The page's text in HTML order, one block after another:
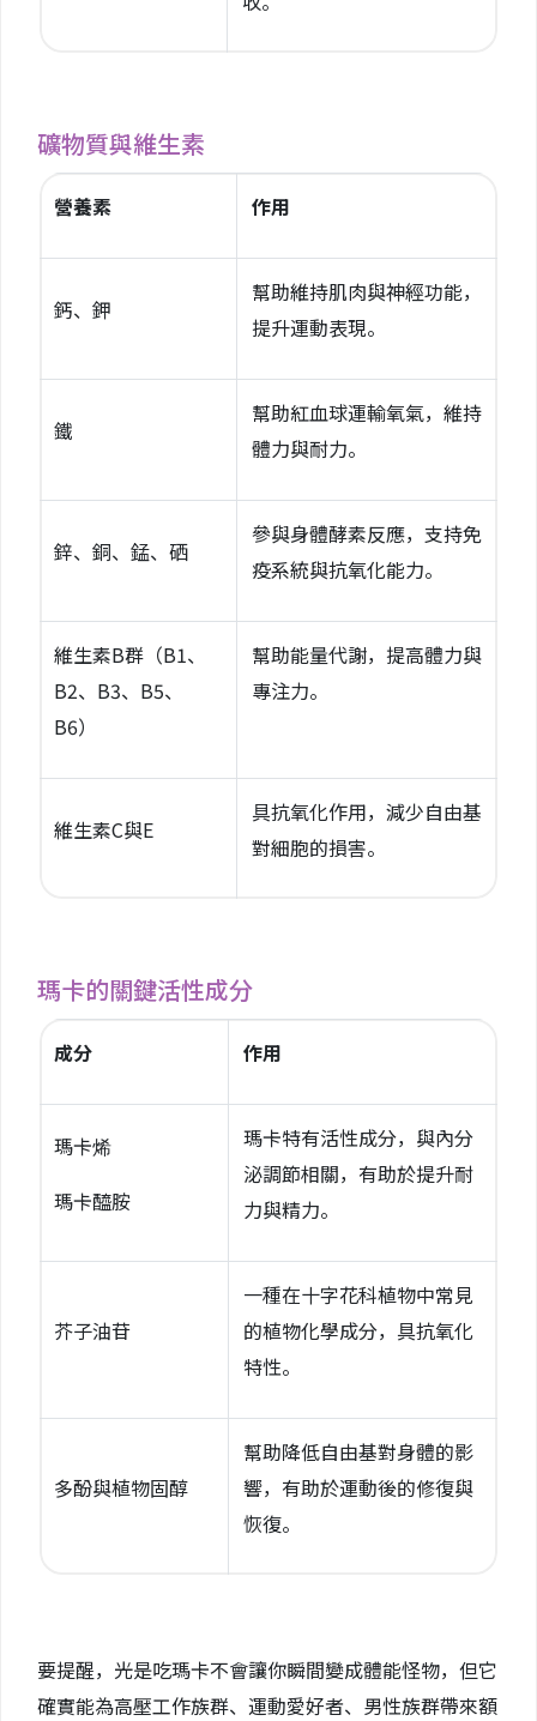
礦物質與維生素
營養素 作用
鈣、鉀
幫助維持肌肉與神經功能，
提升運動表現。
鐵
幫助紅血球運輸氧氣，維持
體力與耐力。
鋅、銅、錳、硒
參與身體酵素反應，支持免
疫系統與抗氧化能力。
維生素B群（B1、
B2、B3、B5、
B6）
幫助能量代謝，提高體力與
專注力。
維生素C與E
具抗氧化作用，減少自由基
對細胞的損害。
瑪卡的關鍵活性成分
成分 作用
瑪卡烯
瑪卡醯胺
瑪卡特有活性成分，與內分
泌調節相關，有助於提升耐
力與精力。
芥子油苷
一種在十字花科植物中常見
的植物化學成分，具抗氧化
特性。
多酚與植物固醇
幫助降低自由基對身體的影
響，有助於運動後的修復與
恢復。
要提醒，光是吃瑪卡不會讓你瞬間變成體能怪物，但它
確實能為高壓工作族群、運動愛好者、男性族群帶來額